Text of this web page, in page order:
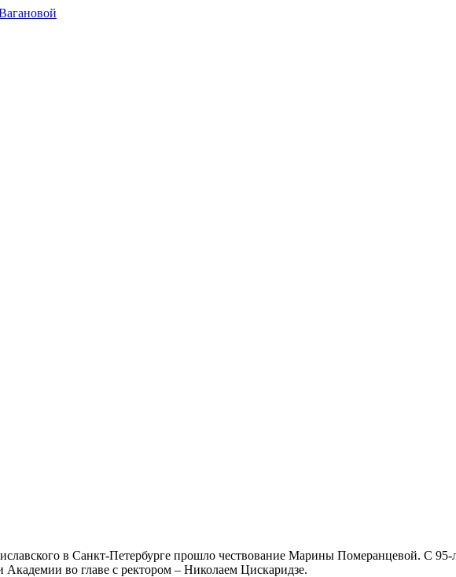
в Санкт-Петербурге прошло чествование Марины Померанцевой. С
во главе с ректором – Николаем Цискаридзе.